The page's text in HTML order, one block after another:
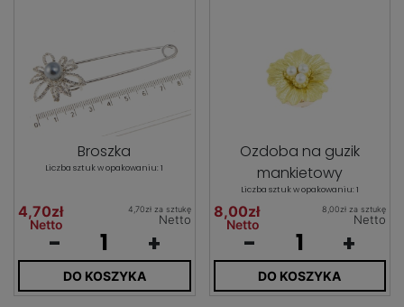
Broszka
Liczba sztuk w opakowaniu: 1
4,70zł
Netto
4,70zł za sztukę
Netto
- +
DO KOSZYKA
Ozdoba na guzik
mankietowy
Liczba sztuk w opakowaniu: 1
8,00zł
Netto
8,00zł za sztukę
Netto
- +
DO KOSZYKA